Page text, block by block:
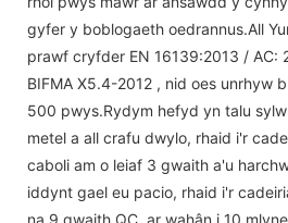
gyfer y boblogaeth oedrannus.All
prawf cryfder EN 16139:2013 / AC:
BIFMA X5.4-2012 , nid oes unrhyw
500 pwys.Rydym hefyd yn talu
metel a all crafu dwylo, rhaid i'r
caboli am o leiaf 3 gwaith a'u
iddynt gael eu pacio, rhaid i'r